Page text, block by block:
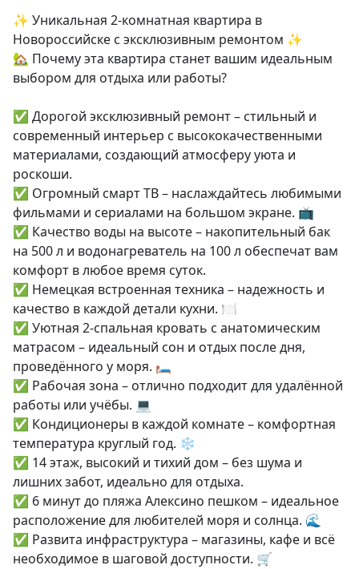
✨ Уникальная 2-комнатная квартира в
Новороссийске с эксклюзивным ремонтом ✨
🏡 Почему эта квартира станет вашим идеальным
выбором для отдыха или работы?
✅ Дорогой эксклюзивный ремонт – стильный и
современный интерьер с высококачественными
материалами, создающий атмосферу уюта и
роскоши.
✅ Огромный смарт ТВ – наслаждайтесь любимыми
фильмами и сериалами на большом экране. 📺
✅ Качество воды на высоте – накопительный бак
на 500 л и водонагреватель на 100 л обеспечат вам
комфорт в любое время суток.
✅ Немецкая встроенная техника – надежность и
качество в каждой детали кухни. 🍽️
✅ Уютная 2-спальная кровать с анатомическим
матрасом – идеальный сон и отдых после дня,
проведённого у моря. 🛏️
✅ Рабочая зона – отлично подходит для удалённой
работы или учёбы. 💻
✅ Кондиционеры в каждой комнате – комфортная
температура круглый год. ❄️
✅ 14 этаж, высокий и тихий дом – без шума и
лишних забот, идеально для отдыха.
✅ 6 минут до пляжа Алексино пешком – идеальное
расположение для любителей моря и солнца. 🌊
✅ Развита инфраструктура – магазины, кафе и всё
необходимое в шаговой доступности. 🛒